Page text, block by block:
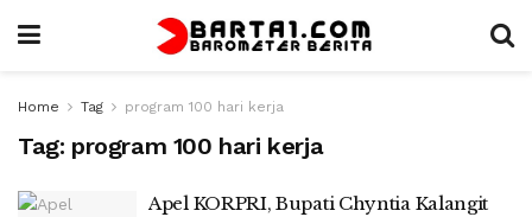
Home Tag program 100 hari kerja
Tag: program 100 hari kerja
Apel KORPRI, Bupati Chyntia Kalangit